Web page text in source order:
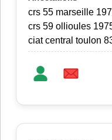
crs 55 marseille
crs 59 ollioules
ciat central toulon